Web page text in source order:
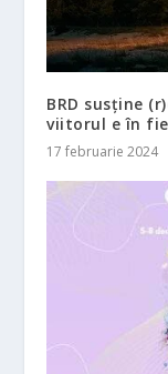
BRD susține
viitorul e în
17 februarie 2024